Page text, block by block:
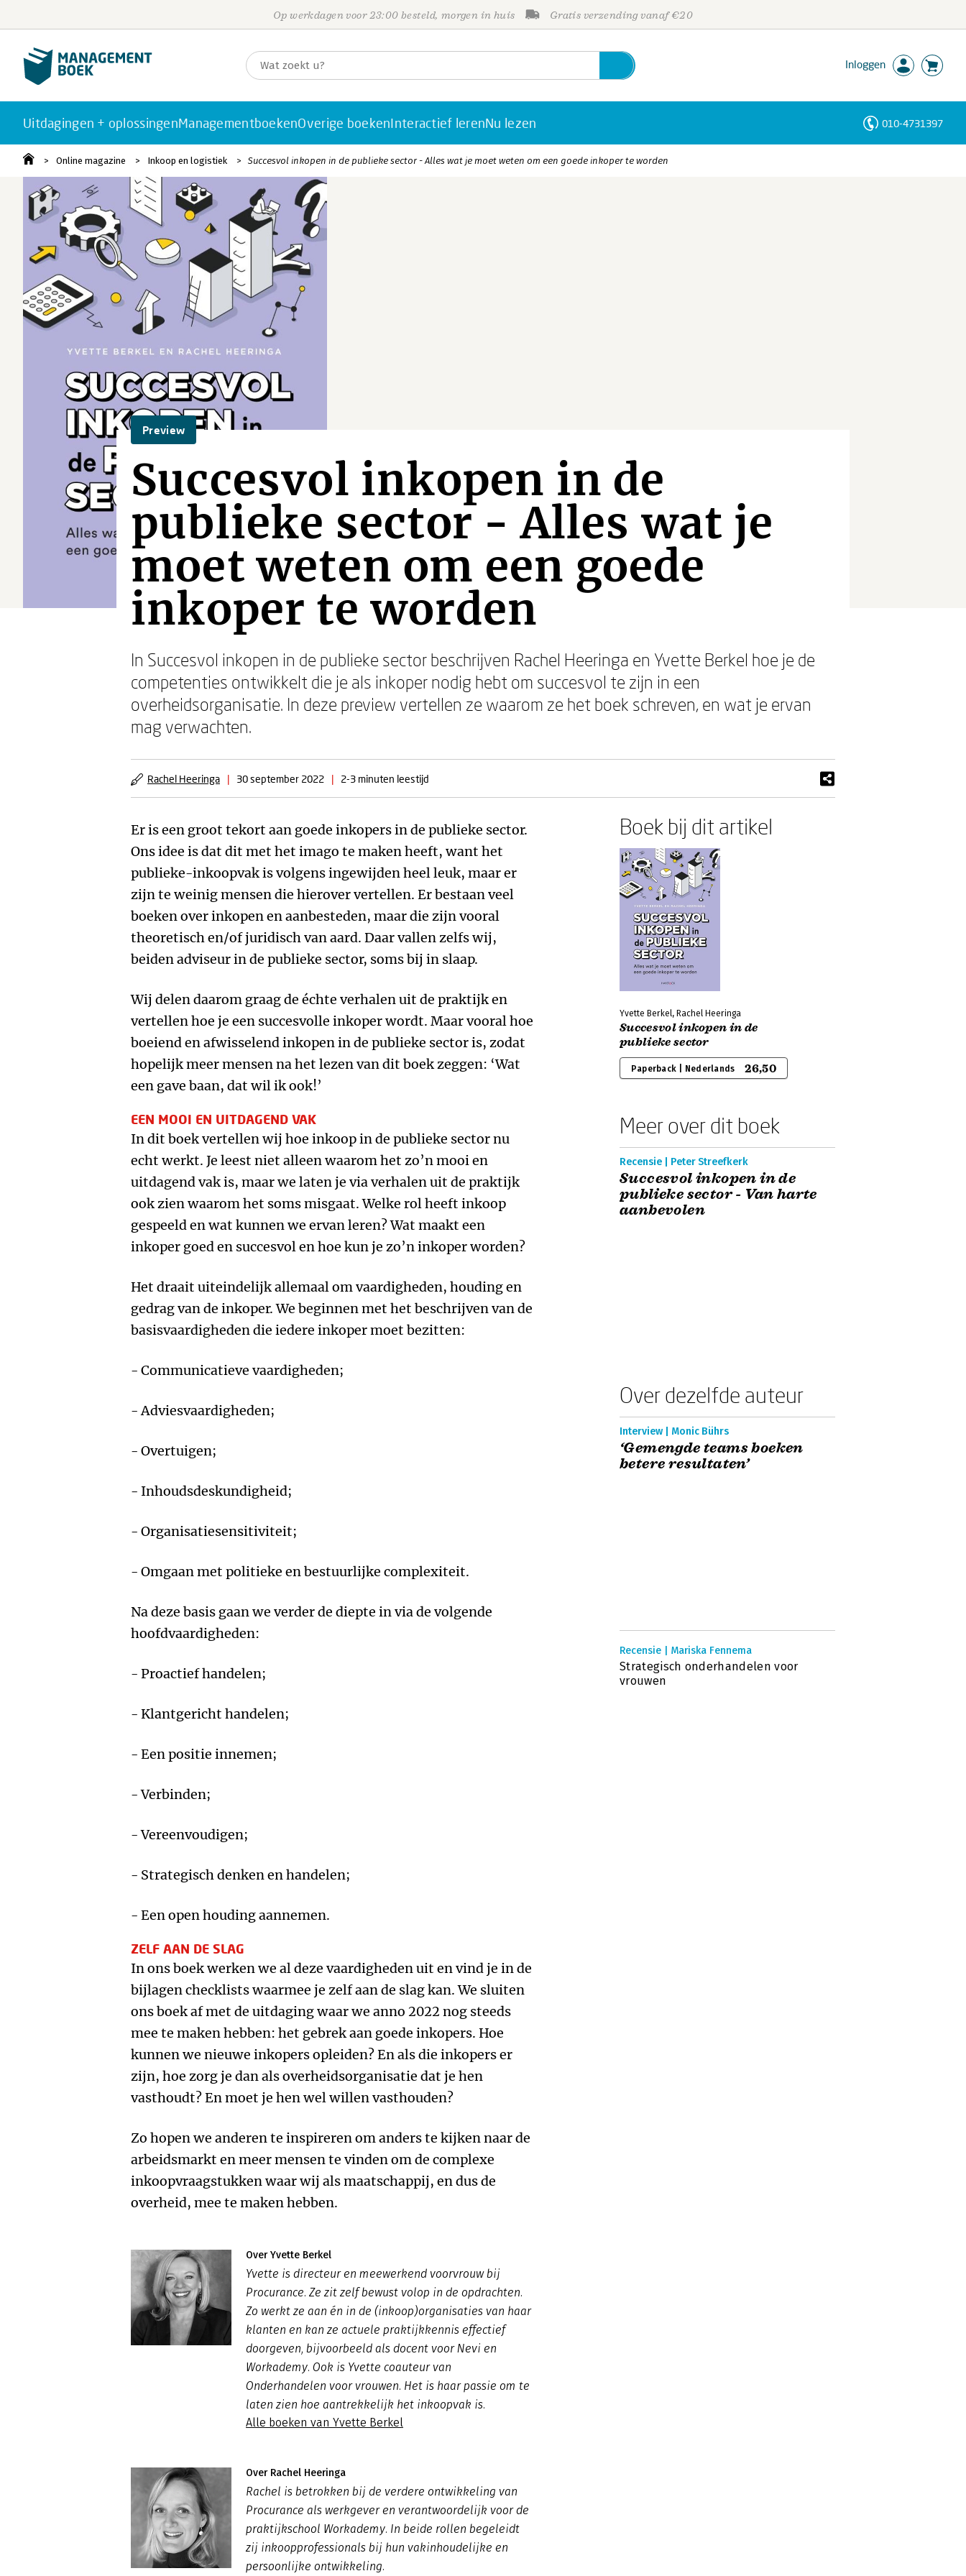
Op werkdagen voor 23:00 besteld, morgen in huis Gratis verzending vanaf €20
Inloggen
Uitdagingen + oplossingenManagementboekenOverige boekenInteractief lerenNu lezen 010-4731397
Online magazine Inkoop en logistiek Succesvol inkopen in de publieke sector - Alles wat je moet weten om een goede inkoper te worden
Preview
Succesvol inkopen in de
publieke sector - Alles wat je
moet weten om een goede
inkoper te worden
In Succesvol inkopen in de publieke sector beschrijven Rachel Heeringa en Yvette Berkel hoe je de
competenties ontwikkelt die je als inkoper nodig hebt om succesvol te zijn in een
overheidsorganisatie. In deze preview vertellen ze waarom ze het boek schreven, en wat je ervan
mag verwachten.
Rachel Heeringa | 30 september 2022 | 2-3 minuten leestijd
Er is een groot tekort aan goede inkopers in de publieke sector.
Ons idee is dat dit met het imago te maken heeft, want het
publieke-inkoopvak is volgens ingewijden heel leuk, maar er
zijn te weinig mensen die hierover vertellen. Er bestaan veel
boeken over inkopen en aanbesteden, maar die zijn vooral
theoretisch en/of juridisch van aard. Daar vallen zelfs wij,
beiden adviseur in de publieke sector, soms bij in slaap.
Wij delen daarom graag de échte verhalen uit de praktijk en
vertellen hoe je een succesvolle inkoper wordt. Maar vooral hoe
boeiend en afwisselend inkopen in de publieke sector is, zodat
hopelijk meer mensen na het lezen van dit boek zeggen: ‘Wat
een gave baan, dat wil ik ook!’
EEN MOOI EN UITDAGEND VAK
In dit boek vertellen wij hoe inkoop in de publieke sector nu
echt werkt. Je leest niet alleen waarom het zo’n mooi en
uitdagend vak is, maar we laten je via verhalen uit de praktijk
ook zien waarom het soms misgaat. Welke rol heeft inkoop
gespeeld en wat kunnen we ervan leren? Wat maakt een
inkoper goed en succesvol en hoe kun je zo’n inkoper worden?
Het draait uiteindelijk allemaal om vaardigheden, houding en
gedrag van de inkoper. We beginnen met het beschrijven van de
basisvaardigheden die iedere inkoper moet bezitten:
- Communicatieve vaardigheden;
- Adviesvaardigheden;
- Overtuigen;
- Inhoudsdeskundigheid;
- Organisatiesensitiviteit;
- Omgaan met politieke en bestuurlijke complexiteit.
Na deze basis gaan we verder de diepte in via de volgende
hoofdvaardigheden:
- Proactief handelen;
- Klantgericht handelen;
- Een positie innemen;
- Verbinden;
- Vereenvoudigen;
- Strategisch denken en handelen;
- Een open houding aannemen.
ZELF AAN DE SLAG
In ons boek werken we al deze vaardigheden uit en vind je in de
bijlagen checklists waarmee je zelf aan de slag kan. We sluiten
ons boek af met de uitdaging waar we anno 2022 nog steeds
mee te maken hebben: het gebrek aan goede inkopers. Hoe
kunnen we nieuwe inkopers opleiden? En als die inkopers er
zijn, hoe zorg je dan als overheidsorganisatie dat je hen
vasthoudt? En moet je hen wel willen vasthouden?
Zo hopen we anderen te inspireren om anders te kijken naar de
arbeidsmarkt en meer mensen te vinden om de complexe
inkoopvraagstukken waar wij als maatschappij, en dus de
overheid, mee te maken hebben.
Over Yvette Berkel
Yvette is directeur en meewerkend voorvrouw bij
Procurance. Ze zit zelf bewust volop in de opdrachten.
Zo werkt ze aan én in de (inkoop)organisaties van haar
klanten en kan ze actuele praktijkkennis effectief
doorgeven, bijvoorbeeld als docent voor Nevi en
Workademy. Ook is Yvette coauteur van
Onderhandelen voor vrouwen. Het is haar passie om te
laten zien hoe aantrekkelijk het inkoopvak is.
Alle boeken van Yvette Berkel
Over Rachel Heeringa
Rachel is betrokken bij de verdere ontwikkeling van
Procurance als werkgever en verantwoordelijk voor de
praktijkschool Workademy. In beide rollen begeleidt
zij inkoopprofessionals bij hun vakinhoudelijke en
persoonlijke ontwikkeling.
Boek bij dit artikel
Yvette Berkel, Rachel Heeringa
Succesvol inkopen in de
publieke sector
Paperback | Nederlands 26,50
Meer over dit boek
Recensie | Peter Streefkerk
Succesvol inkopen in de
publieke sector - Van harte
aanbevolen
Over dezelfde auteur
Interview | Monic Bührs
‘Gemengde teams boeken
betere resultaten’
Recensie | Mariska Fennema
Strategisch onderhandelen voor
vrouwen
Personen